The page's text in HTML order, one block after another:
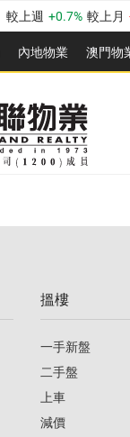
較上週 0.7% 較上月
較上週 0% 較上月
較上週 -0.3% 較上月
較上週 -0.1%
較上週 0.1%
較上週 0.7% 較上月
內地物業 澳門物
較上週 0% 較上月
較上週 0.7%
搵樓
一手新盤
二手盤
上車
減價